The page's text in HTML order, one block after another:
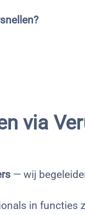
via
— wij
in functies